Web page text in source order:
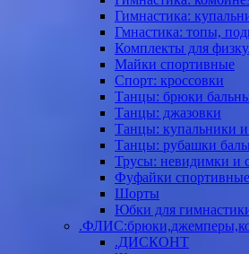
Гимнастика:
Гмнастика: топы,
Комплекты для
Майки спортивные
Спорт: кроссовки
Танцы: брюки
Танцы: джазовки
Танцы: купальники и
Танцы: рубашки
Трусы: невидимки и
Фуфайки спортивные
Шорты
Юбки для
.ДИСКОНТ